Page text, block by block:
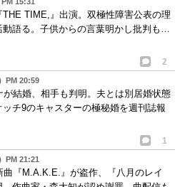
TIME,』出演。双極性障害公表の理
語る。子供からの言葉明かし批判も…
2
PM 20:59
が結婚、相手も判明。夫とは別居婚状態
チ9のキャスターの極秘婚を週刊誌報
1
PM 21:21
『M.A.K.E.』が盗作、『八月のレイ